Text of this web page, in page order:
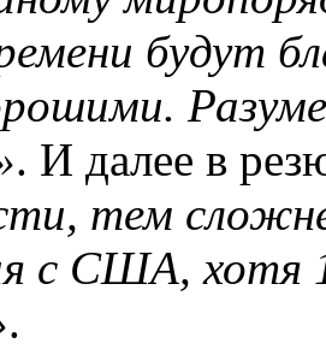
будут
. И далее в
тем
с США, хотя
.